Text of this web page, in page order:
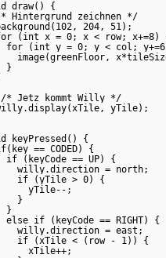
draw() {
Hintergrund zeichnen */
204, 51);
(int x = 0; x < row; x+=8)
for (int y = 0; y < col;
image(greenFloor,
}
* Jetz kommt Willy */
yTile);
keyPressed() {
== CODED) {
if (keyCode == UP) {
willy.direction = north;
if (yTile > 0) {
yTile--;
}
}
else if (keyCode == RIGHT) {
willy.direction = east;
if (xTile < (row - 1)) {
xTile++;